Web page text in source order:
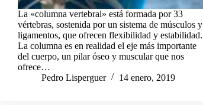
La «columna vertebral» está formada por 33
vértebras, sostenida por un sistema de músculos y
ligamentos, que ofrecen flexibilidad y estabilidad.
La columna es en realidad el eje más importante
del cuerpo, un pilar óseo y muscular que nos
ofrece…
Pedro Lisperguer
14 enero, 2019